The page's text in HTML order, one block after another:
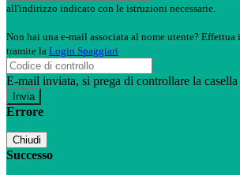
all'indirizzo indicato con le istruzioni necessarie.
Non hai una e-mail associata al nome utente? Effettua
tramite la Login Spaggiari
E-mail inviata, si prega di controllare la
Errore
Chiudi
Successo